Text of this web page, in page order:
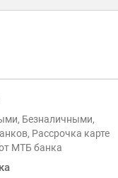
Безналичными,
Рассрочка карте
МТБ банка